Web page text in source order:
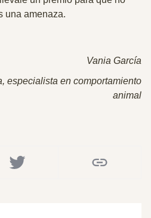
una amenaza.
Vania García
especialista en comportamiento
animal